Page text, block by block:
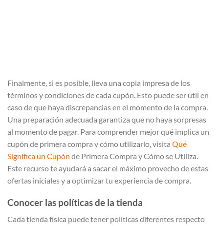
Finalmente, si es posible, lleva una copia impresa de los
términos y condiciones de cada cupón. Esto puede ser útil en
caso de que haya discrepancias en el momento de la compra.
Una preparación adecuada garantiza que no haya sorpresas
al momento de pagar. Para comprender mejor qué implica un
cupón de primera compra y cómo utilizarlo, visita Qué
Significa un Cupón de Primera Compra y Cómo se Utiliza.
Este recurso te ayudará a sacar el máximo provecho de estas
ofertas iniciales y a optimizar tu experiencia de compra.
Conocer las políticas de la tienda
Cada tienda física puede tener políticas diferentes respecto